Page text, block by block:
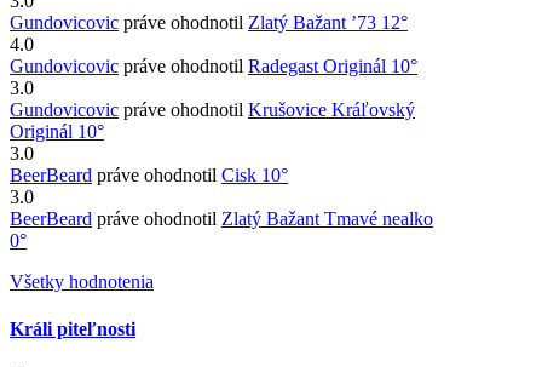
Gundovicovic práve ohodnotil Zlatý Bažant ’73 12°
4.0
Gundovicovic práve ohodnotil Radegast Originál 10°
3.0
Gundovicovic práve ohodnotil Krušovice Kráľovský
Originál 10°
3.0
BeerBeard práve ohodnotil Cisk 10°
3.0
BeerBeard práve ohodnotil Zlatý Bažant Tmavé nealko
0°
Všetky hodnotenia
Králi piteľnosti